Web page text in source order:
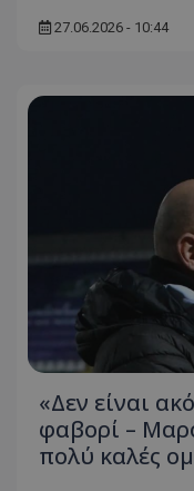
27.06.2026 - 10:44
«Δεν είναι
φαβορί –
πολύ καλές